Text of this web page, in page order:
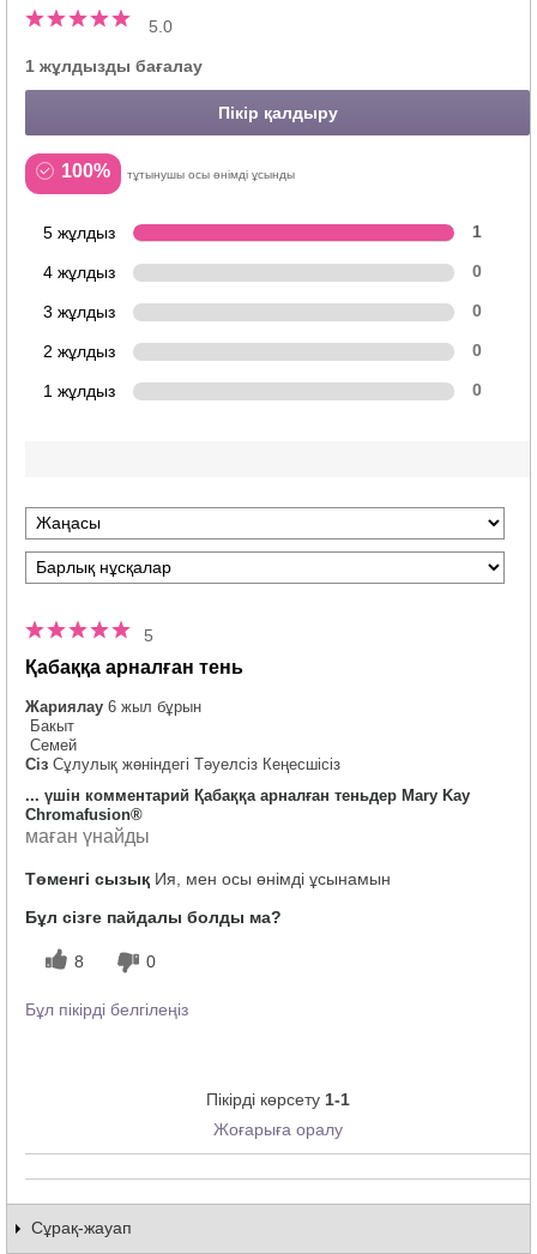
5.0
1 жұлдызды бағалау
Пікір қалдыру
100% тұтынушы осы өнімді ұсынды
5 жұлдыз 1
4 жұлдыз 0
3 жұлдыз 0
2 жұлдыз 0
1 жұлдыз 0
5
Қабаққа арналған тень
Жариялау 6 жыл бұрын
Бакыт
Семей
Сіз Сұлулық жөніндегі Тәуелсіз Кеңесшісіз
... үшін комментарий Қабаққа арналған теньдер Mary Kay
Chromafusion®
маған үнайды
Төменгі сызық Ия, мен осы өнімді ұсынамын
Бұл сізге пайдалы болды ма?
8 0
Бұл пікірді белгілеңіз
Пікірді көрсету 1-1
Жоғарыға оралу
Сұрақ-жауап